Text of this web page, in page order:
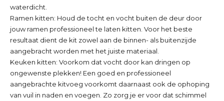
waterdicht.
Ramen kitten: Houd de tocht en vocht buiten de deur door
jouw ramen professioneel te laten kitten. Voor het beste
resultaat dient de kit zowel aan de binnen- als buitenzijde
aangebracht worden met het juiste materiaal.
Keuken kitten: Voorkom dat vocht door kan dringen op
ongewenste plekken! Een goed en professioneel
aangebrachte kitvoeg voorkomt daarnaast ook de ophoping
van vuil in naden en voegen. Zo zorg je er voor dat schimmel